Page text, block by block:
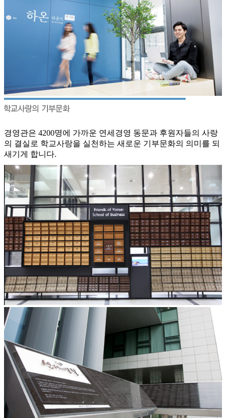
경영관은 4200명에 가까운 연세경영 동문과 후원자들의 사랑
의 결실로 학교사랑을 실천하는 새로운 기부문화의 의미를 되
새기게 합니다.